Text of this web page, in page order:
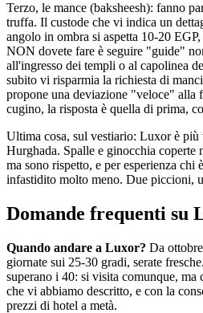
Terzo, le mance (baksheesh): fanno
truffa. Il custode che vi indica un
angolo in ombra si aspetta 10-20
NON dovete fare è seguire "guide"
all'ingresso dei templi o al capolinea
subito vi risparmia la richiesta di
propone una deviazione "veloce" alla
cugino, la risposta è quella di prima,
Ultima cosa, sul vestiario: Luxor è più
Hurghada. Spalle e ginocchia coperte
ma sono rispetto, e per esperienza
infastidito molto meno. Due piccioni,
Domande frequenti su
Quando andare a Luxor? Da
giornate sui 25-30 gradi, serate
superano i 40: si visita comunque,
che vi abbiamo descritto, e con la
prezzi di hotel a metà.